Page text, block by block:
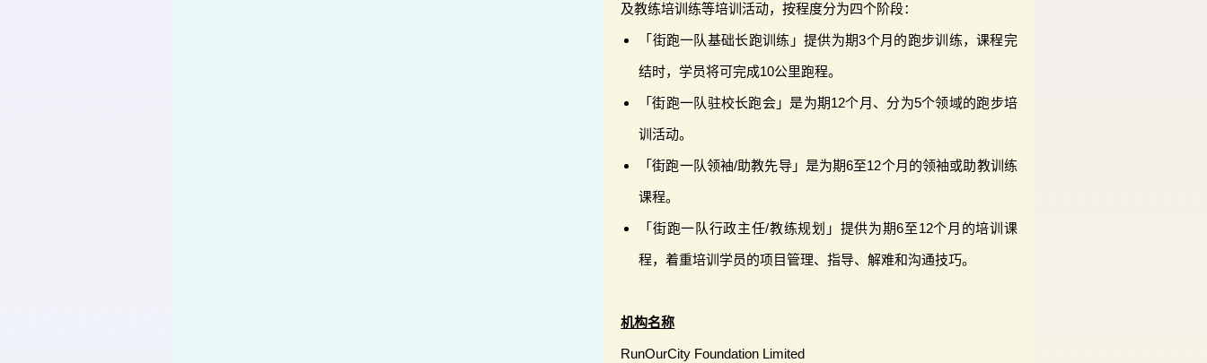
及教练培训练等培训活动，按程度分为四个阶段：
「街跑一队基础长跑训练」提供为期3个月的跑步训练，课程完
结时，学员将可完成10公里跑程。
「街跑一队驻校长跑会」是为期12个月、分为5个领域的跑步培
训活动。
「街跑一队领袖/助教先导」是为期6至12个月的领袖或助教训练
课程。
「街跑一队行政主任/教练规划」提供为期6至12个月的培训课
程，着重培训学员的项目管理、指导、解难和沟通技巧。
机构名称
RunOurCity Foundation Limited